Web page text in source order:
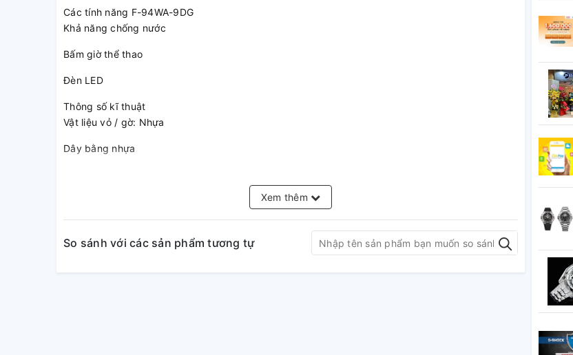
Các tính năng F-94WA-9DG
Khả năng chống nước
Bấm giờ thể thao
Đèn LED
Thông số kĩ thuật
Vật liệu vỏ / gờ: Nhựa
Dây bằng nhựa
Khả năng đo: 59'59.99"
Chế độ đo: Thời gian đã trôi qua, thời gian vòng chạy, ngắt giờ
Xem thêm
So sánh với các sản phẩm tương tự